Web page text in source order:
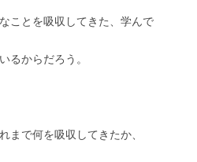
ことを吸収してきた、学んで
るからだろう。
まで何を吸収してきたか、